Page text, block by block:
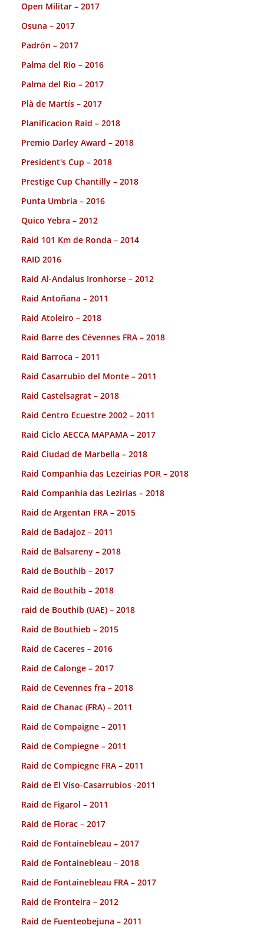
Open Militar – 2017
Osuna – 2017
Padrón – 2017
Palma del Rio – 2016
Palma del Rio – 2017
Plà de Martís – 2017
Planificacion Raid – 2018
Premio Darley Award – 2018
President's Cup – 2018
Prestige Cup Chantilly – 2018
Punta Umbria – 2016
Quico Yebra – 2012
Raid 101 Km de Ronda – 2014
RAID 2016
Raid Al-Andalus Ironhorse – 2012
Raid Antoñana – 2011
Raid Atoleiro – 2018
Raid Barre des Cévennes FRA – 2018
Raid Barroca – 2011
Raid Casarrubio del Monte – 2011
Raid Castelsagrat – 2018
Raid Centro Ecuestre 2002 – 2011
Raid Ciclo AECCA MAPAMA – 2017
Raid Ciudad de Marbella – 2018
Raid Companhia das Lezeirias POR – 2018
Raid Companhia das Lezirias – 2018
Raid de Argentan FRA – 2015
Raid de Badajoz – 2011
Raid de Balsareny – 2018
Raid de Bouthib – 2017
Raid de Bouthib – 2018
raid de Bouthib (UAE) – 2018
Raid de Bouthieb – 2015
Raid de Caceres – 2016
Raid de Calonge – 2017
Raid de Cevennes fra – 2018
Raid de Chanac (FRA) – 2011
Raid de Compaigne – 2011
Raid de Compiegne – 2011
Raid de Compiegne FRA – 2011
Raid de El Viso-Casarrubios -2011
Raid de Figarol – 2011
Raid de Florac – 2017
Raid de Fontainebleau – 2017
Raid de Fontainebleau – 2018
Raid de Fontainebleau FRA – 2017
Raid de Fronteira – 2012
Raid de Fuenteobejuna – 2011